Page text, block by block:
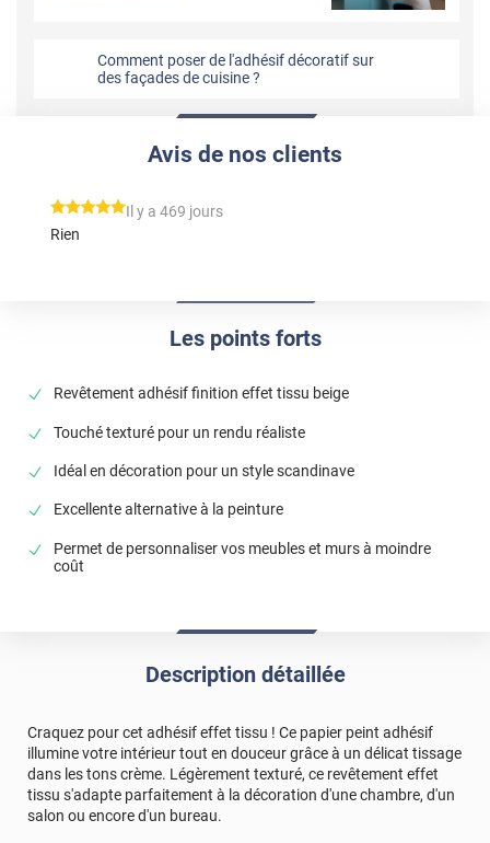
Comment poser de l'adhésif décoratif sur
des façades de cuisine ?
Les points forts
Revêtement adhésif finition effet tissu beige
Touché texturé pour un rendu réaliste
Idéal en décoration pour un style scandinave
Excellente alternative à la peinture
Permet de personnaliser vos meubles et murs à moindre
coût
Avis de nos clients
*****
Il y a 469 jours
Rien
Description détaillée
Craquez pour cet adhésif effet tissu ! Ce papier peint adhésif
illumine votre intérieur tout en douceur grâce à un délicat tissage
dans les tons crème. Légèrement texturé, ce revêtement effet
tissu s'adapte parfaitement à la décoration d'une chambre, d'un
salon ou encore d'un bureau.